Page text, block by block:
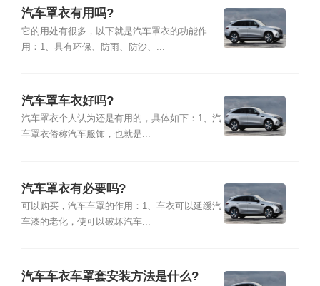
汽车罩衣有用吗?
它的用处有很多，以下就是汽车罩衣的功能作
用：1、具有环保、防雨、防沙、...
汽车罩车衣好吗?
汽车罩衣个人认为还是有用的，具体如下：1、汽
车罩衣俗称汽车服饰，也就是...
汽车罩衣有必要吗?
可以购买，汽车车罩的作用：1、车衣可以延缓汽
车漆的老化，使可以破坏汽车...
汽车车衣车罩套安装方法是什么?